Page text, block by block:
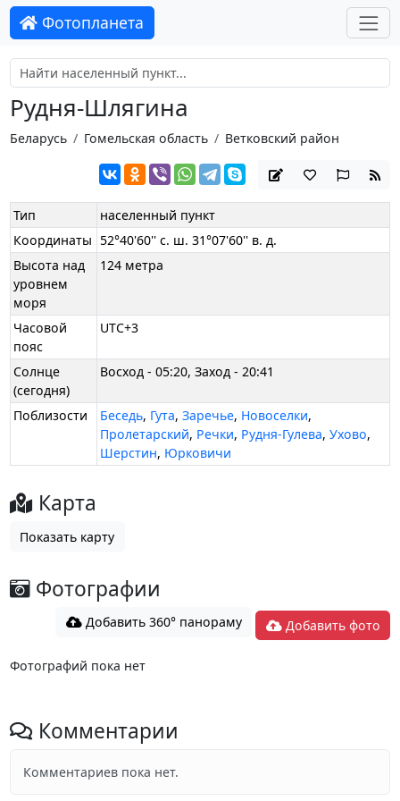
Фотопланета
Рудня-Шлягина
Беларусь Гомельская область Ветковский район
Тип
населенный пункт
Координаты 52°40'60'' с. ш. 31°07'60'' в. д.
Высота над
уровнем
моря
124 метра
Часовой
пояс
UTC+3
Солнце
(сегодня)
Восход - 05:20, Заход - 20:41
Поблизости Беседь, Гута,Заречье, Новоселки,
Пролетарский, Речки, Рудня-Гулева,Ухово,
Шерстин, Юрковичи
Карта
Показать карту
Фотографии
Добавить 360° панораму Добавить фото
Фотографий пока нет
Комментарии
Комментариев пока нет.